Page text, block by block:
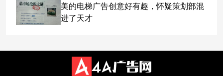
美的电梯广告创意好有趣，怀疑策划部混
进了天才